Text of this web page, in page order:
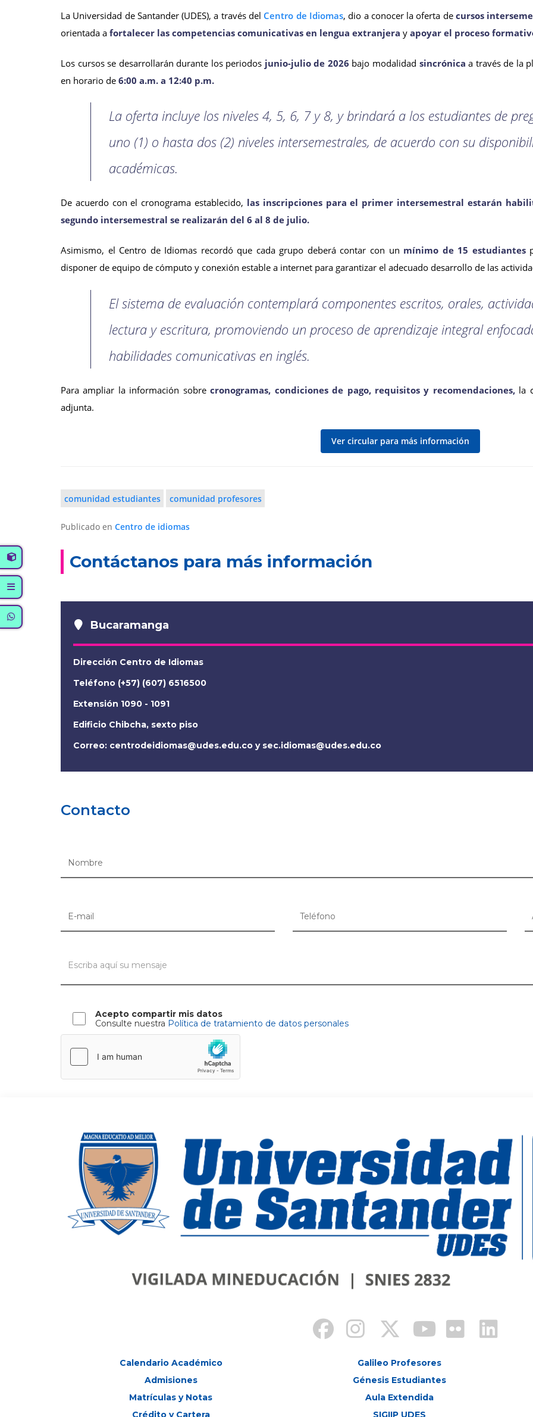
La Universidad de Santander (UDES), a través del Centro de Idiomas, dio a conocer la oferta de cursos
orientada a fortalecer las competencias comunicativas en lengua extranjera y apoyar el proceso
Los cursos se desarrollarán durante los periodos junio-julio de 2026 bajo modalidad sincrónica a través de la
en horario de 6:00 a.m. a 12:40 p.m.
La oferta incluye los niveles 4, 5, 6, 7 y 8, y brindará a los estudiantes de
uno (1) o hasta dos (2) niveles intersemestrales, de acuerdo con su
académicas.
De acuerdo con el cronograma establecido, las inscripciones para el primer intersemestral estarán
segundo intersemestral se realizarán del 6 al 8 de julio.
Asimismo, el Centro de Idiomas recordó que cada grupo deberá contar con un mínimo de 15 estudiantes
disponer de equipo de cómputo y conexión estable a internet para garantizar el adecuado desarrollo de las
El sistema de evaluación contemplará componentes escritos, orales,
lectura y escritura, promoviendo un proceso de aprendizaje integral
habilidades comunicativas en inglés.
Para ampliar la información sobrecronogramas, condiciones de pago, requisitos y recomendaciones,la
adjunta.
Ver circular para más información
comunidad estudiantes comunidad profesores
Publicado en Centro de idiomas
Contáctanos para más información
Bucaramanga
Dirección Centro de Idiomas
Teléfono (+57) (607) 6516500
Extensión 1090 - 1091
Edificio Chibcha, sexto piso
Correo: centrodeidiomas@udes.edu.co y sec.idiomas@udes.edu.co
Contacto
Acepto compartir mis datos
Consulte nuestra Política de tratamiento de datos personales
Calendario Académico
Admisiones
Matrículas y Notas
Crédito y Cartera
Galileo Profesores
Génesis Estudiantes
Aula Extendida
SIGIIP UDES